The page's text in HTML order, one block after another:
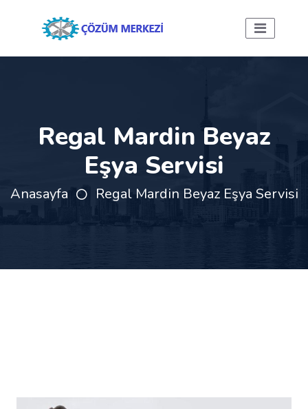
Regal Mardin Beyaz
Eşya Servisi
Anasayfa Regal Mardin Beyaz Eşya Servisi